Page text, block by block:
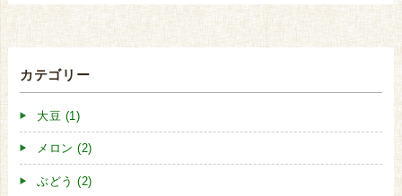
カテゴリー
大豆 (1)
メロン (2)
ぶどう (2)